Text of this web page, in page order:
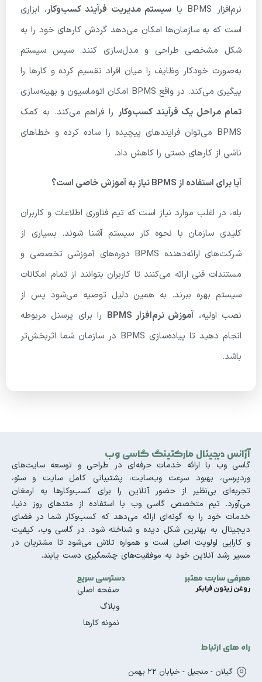
نرم‌افزار BPMS یا سیستم مدیریت فرآیند کسب‌وکار، ابزاری
است که به سازمان‌ها امکان می‌دهد گردش کارهای خود را به
شکل مشخصی طراحی و مدل‌سازی کنند. سپس سیستم
به‌صورت خودکار وظایف را میان افراد تقسیم کرده و کارها را
پیگیری می‌کند. در واقع BPMS امکان اتوماسیون و بهینه‌سازی
تمام مراحل یک فرآیند کسب‌وکار را فراهم می‌کند. به کمک
BPMS می‌توان فرایندهای پیچیده را ساده کرده و خطاهای
ناشی از کارهای دستی را کاهش داد.
آیا برای استفاده از BPMS نیاز به آموزش خاصی است؟
بله، در اغلب موارد نیاز است که تیم فناوری اطلاعات و کاربران
کلیدی سازمان با نحوه کار سیستم آشنا شوند. بسیاری از
شرکت‌های ارائه‌دهنده BPMS دوره‌های آموزشی تخصصی و
مستندات فنی ارائه می‌کنند تا کاربران بتوانند از تمام امکانات
سیستم بهره ببرند. به همین دلیل توصیه می‌شود پس از
نصب اولیه، آموزش نرم‌افزار BPMS
را برای پرسنل مربوطه
انجام دهید تا پیاده‌سازی BPMS در سازمان شما اثربخش‌تر
باشد.
آژانس دیجیتال مارکتینگ گاسی وب
گاسی وب با ارائه خدمات حرفه‌ای در طراحی و توسعه سایت‌های
وردپرسی، بهبود سرعت وب‌سایت، پشتیبانی کامل سایت و سئو،
تجربه‌ای بی‌نظیر از حضور آنلاین را برای کسب‌وکارها به ارمغان
می‌آورد. تیم متخصص گاسی وب با استفاده از متدهای روز دنیا،
خدمات خود را به گونه‌ای ارائه می‌دهد که کسب‌وکار شما در فضای
دیجیتال به بهترین شکل دیده و شناخته شود. در گاسی وب، کیفیت
و کارایی اولویت اصلی است و همواره تلاش می‌شود تا مشتریان در
مسیر رشد آنلاین خود به موفقیت‌های چشمگیری دست یابند.
معرفی سایت معتبر
روغن زیتون فرابکر
دسترسی سریع
صفحه اصلی
وبلاگ
نمونه کارها
راه های ارتباط
گیلان - منجیل - خیابان 22 بهمن